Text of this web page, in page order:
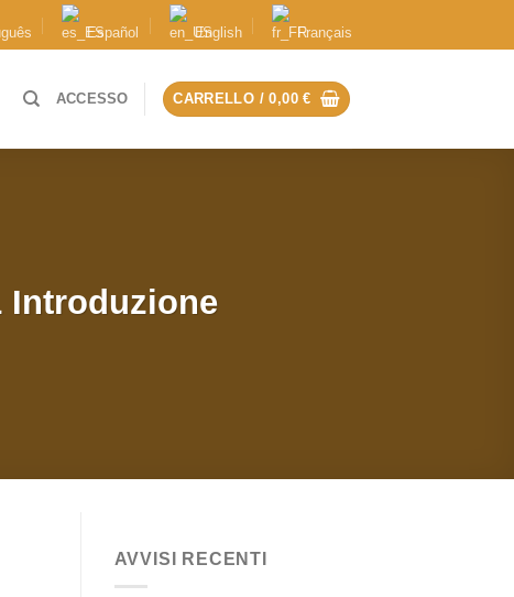
Español English Français
ACCESSO CARRELLO /0,00€
Introduzione
AVVISI RECENTI